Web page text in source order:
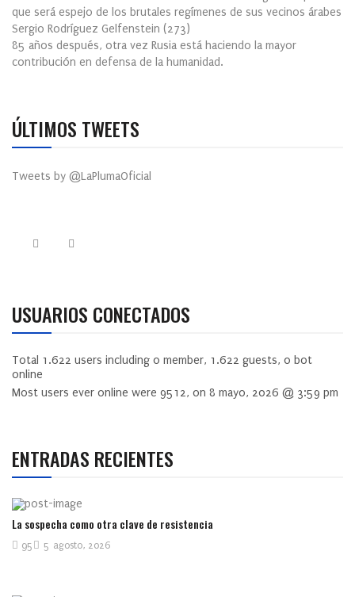
que será espejo de los brutales regímenes de sus vecinos árabes
Sergio Rodríguez Gelfenstein (273)
85 años después, otra vez Rusia está haciendo la mayor
contribución en defensa de la humanidad.
ÚLTIMOS TWEETS
Tweets by @LaPlumaOficial
USUARIOS CONECTADOS
Total 1.622 users including 0 member, 1.622 guests, 0 bot
online
Most users ever online were 9512, on 8 mayo, 2026 @ 3:59 pm
ENTRADAS RECIENTES
La sospecha como otra clave de resistencia
5 agosto, 2026
95